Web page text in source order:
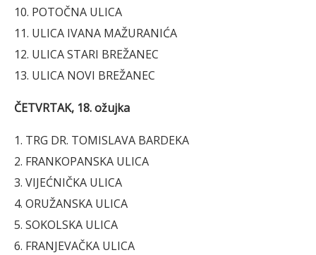
10. POTOČNA ULICA
11. ULICA IVANA MAŽURANIĆA
12. ULICA STARI BREŽANEC
13. ULICA NOVI BREŽANEC
ČETVRTAK, 18. ožujka
1. TRG DR. TOMISLAVA BARDEKA
2. FRANKOPANSKA ULICA
3. VIJEĆNIČKA ULICA
4. ORUŽANSKA ULICA
5. SOKOLSKA ULICA
6. FRANJEVAČKA ULICA